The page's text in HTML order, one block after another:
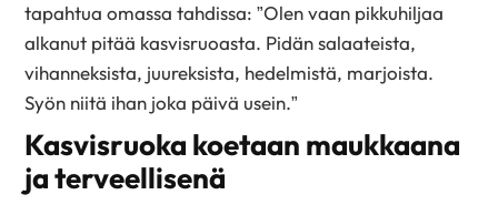
tapahtua omassa tahdissa: ”Olen vaan pikkuhiljaa
alkanut pitää kasvisruoasta. Pidän salaateista,
vihanneksista, juureksista, hedelmistä, marjoista.
Syön niitä ihan joka päivä usein.”
Kasvisruoka koetaan maukkaana
ja terveellisenä